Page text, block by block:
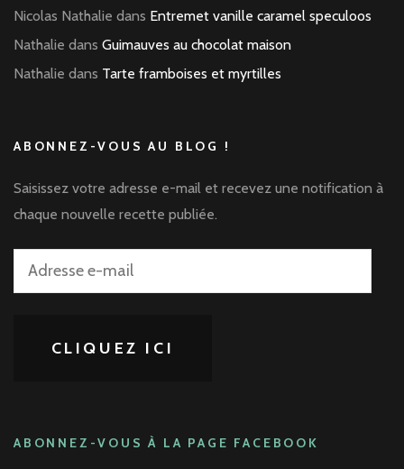
Nicolas Nathalie dans Entremet vanille caramel speculoos
Nathalie dans Guimauves au chocolat maison
Nathalie dans Tarte framboises et myrtilles
ABONNEZ-VOUS AU BLOG !
Saisissez votre adresse e-mail et recevez une notification à
chaque nouvelle recette publiée.
Adresse
CLIQUEZ ICI
ABONNEZ-VOUS À LA PAGE FACEBOOK